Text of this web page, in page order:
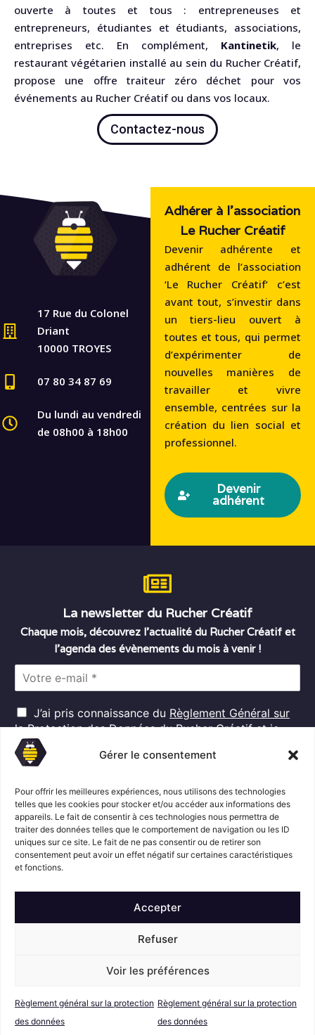
Gérer le consentement
Pour offrir les meilleures expériences, nous utilisons des technologies
telles que les cookies pour stocker et/ou accéder aux informations des
appareils. Le fait de consentir à ces technologies nous permettra de
traiter des données telles que le comportement de navigation ou les ID
uniques sur ce site. Le fait de ne pas consentir ou de retirer son
consentement peut avoir un effet négatif sur certaines caractéristiques
et fonctions.
Accepter
Refuser
Voir les préférences
Règlement général sur la protection
des données
Règlement général sur la protection
des données
ouverte à toutes et tous : entrepreneuses et
entrepreneurs, étudiantes et étudiants, associations,
entreprises etc. En complément, Kantinetik, le
restaurant végétarien installé au sein du Rucher Créatif,
propose une offre traiteur zéro déchet pour vos
événements au Rucher Créatif ou dans vos locaux.
Contactez-nous
17 Rue du Colonel
Driant
10000 TROYES
07 80 34 87 69
Du lundi au vendredi
de 08h00 à 18h00
Adhérer à l'association
Le Rucher Créatif
Devenir adhérente et
adhérent de l’association
‘Le Rucher Créatif‘ c’est
avant tout, s’investir dans
un tiers-lieu ouvert à
toutes et tous, qui permet
d’expérimenter de
nouvelles manières de
travailler et vivre
ensemble, centrées sur la
création du lien social et
professionnel.
Devenir
adhérent
La newsletter du Rucher Créatif
Chaque mois, découvrez l’actualité du Rucher Créatif et
l’agenda des évènements du mois à venir !
l
*
R
G
D
P
J’ai pris connaissance du Règlement Général sur
la Protection des Donnéesdu Rucher Créatif et je
consens au traitement de mes données personnelles
dans ces conditions.*
S'abonner
Suivez l'actualité du Rucher créatif
Créatif
Mentions légales
Conditions générales de vente RGPD